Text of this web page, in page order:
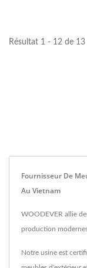
Résultat 1 - 12 de 13
Fournisseur De
Au Vietnam
WOODEVER allie
production
Notre usine est